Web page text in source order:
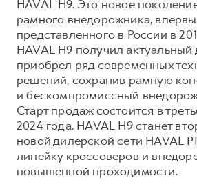
HAVAL H9. Это новое
рамного внедорожника,
представленного в России в
HAVAL H9 получил актуальный
приобрел ряд современных
решений, сохранив рамную
и бескомпромиссный
Старт продаж состоится в
2024 года. HAVAL H9 станет
новой дилерской сети HAVAL
линейку кроссоверов и
повышенной проходимости.